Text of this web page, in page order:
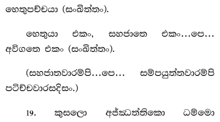
හෙතුපච්චයා (සංඛිත්තං).
හෙතුයා එකං, සහජාතෙ එකං…පෙ…
අවිගතෙ එකං (සංඛිත්තං).
(සහජාතවාරම්පි…පෙ… සම්පයුත්තවාරම්පි
පටිච්චවාරසදිසං.)
19. කුසලො අජ්ඣත්තිකො ධම්මො